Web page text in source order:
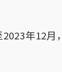
年12